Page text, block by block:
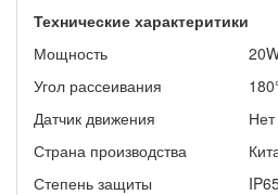
Технические характеритики
Мощность
Угол рассеивания
Датчик движения
Нет
Страна производства
Степень защиты